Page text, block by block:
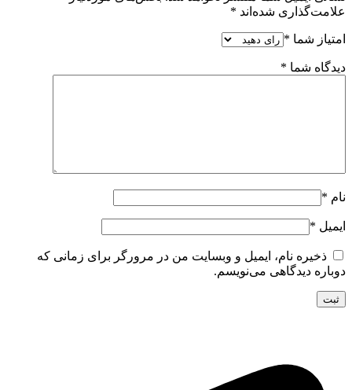
علامت‌گذاری شده‌اند *
امتیاز شما *
دیدگاه شما *
نام *
ایمیل *
ذخیره نام، ایمیل و وبسایت من در مرورگر برای زمانی که
دوباره دیدگاهی می‌نویسم.